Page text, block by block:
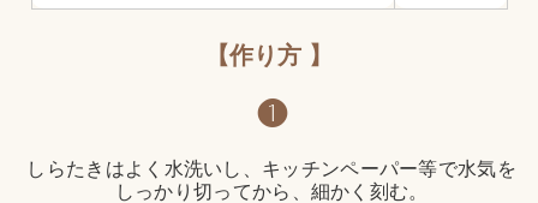
作り方
❶
しらたきはよく水洗いし、キッチンペーパー等で水気を
しっかり切ってから、細かく刻む。